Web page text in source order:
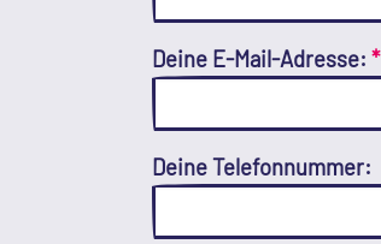
Deine E-Mail-Adresse: *
Deine Telefonnummer: